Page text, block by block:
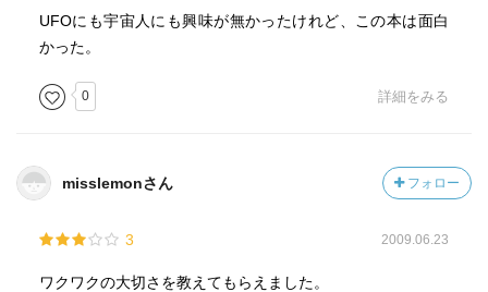
今のあなたが充分に今のあなたであれば、
に・・・。
重要なことは「信頼する」ことです。
UFOにも宇宙人にも興味が無かったけれど、この本は面白
かった。
0 詳細をみる
misslemonさん フォロー
3 2009.06.23
ワクワクの大切さを教えてもらえました。